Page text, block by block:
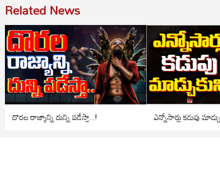
Related News
దొరల రాజ్యాన్ని దున్ని పడేస్తా..! ఎన్నోసార్లు కడుపు